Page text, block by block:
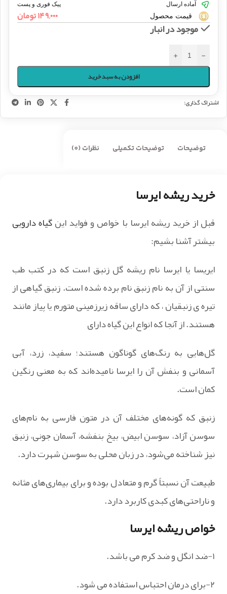
آماده ارسال پیک فوری و پست
قیمت محصول ۱۴۹,۰۰۰تومان
موجود در انبار
-
+
افزودن به سبد خرید
اشتراک گذاری:
توضیحات توضیحات تکمیلی نظرات (0)
خرید ریشه ایرسا
قبل از خرید ریشه ایرسا با خواص و فواید اینگیاه دارویی
بیشتر آشنا بشیم:
ایریسا یا ایرسا نام ریشه گل زنبق است که در کتب طب
سنتی از آن به نام زنبق نام برده شده است. زنبق گیاهی از
تیره ی زنبقیان ، که دارای ساقه زیرزمینی متورم یا پیاز مانند
هستند. از آنجا که انواع این گیاه دارای
گل‌هایی به رنگ‌های گوناگون هستند؛ سفید، زرد، آبی
آسمانی و بنفش آن را ایرسا نامیده‌اند که به معنی رنگین
کمان است.
زنبق که گونه‌های مختلف آن در متون‌ فارسی به نام‌های
سوسن آزاد، سوسن ابیض، بیخ بنفشه، آسمان جونی، زنبق
نیز شناخته می‌شود، در زبان محلی به سوسن شهرت دارد.
طبیعت‌ آن نسبتاً گرم‌ و متعادل‌ بوده و برای بیماری‌های مثانه
و ناراحتی‌های کبدی کاربرد دارد.
خواص ریشه ایرسا
۱-ضد انگل و ضد کرم می باشد.
۲-برای درمان احتباس استفاده می شود.